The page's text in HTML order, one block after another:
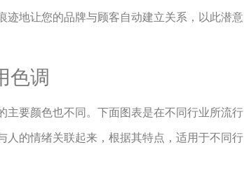
迹地让您的品牌与顾客自动建立关系，以此潜意
色调
主要颜色也不同。下面图表是在不同行业所流行
人的情绪关联起来，根据其特点，适用于不同行